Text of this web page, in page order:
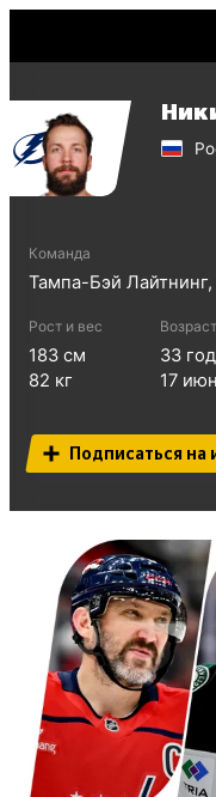
Команда
Тампа-Бэй Лайтнинг
Рост и вес
183 см
82 кг
Возраст
33
17
Подписаться на